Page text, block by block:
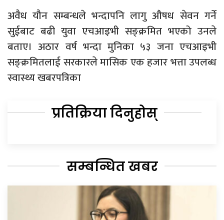
अवैध यौन सम्बन्धले भन्दापनि लागु औषध सेवन गर्ने
सुईबाट बढी युवा एचआइभी सङ्क्रमित भएको उनले
बताए। अठार वर्ष भन्दा मुनिका ५३ जना एचआइभी
सङ्क्रमितलाई सरकारले मासिक एक हजार भत्ता उपलब्ध
स्वास्थ्य खबरपत्रिका
प्रतिक्रिया दिनुहोस्
सम्बन्धित खबर